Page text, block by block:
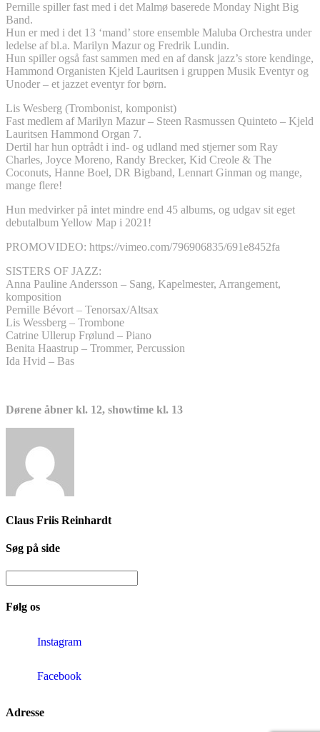
Pernille spiller fast med i det Malmø baserede Monday Night Big
Band.
Hun er med i det 13 ‘mand’ store ensemble Maluba Orchestra under
ledelse af bl.a. Marilyn Mazur og Fredrik Lundin.
Hun spiller også fast sammen med en af dansk jazz’s store kendinge,
Hammond Organisten Kjeld Lauritsen i gruppen Musik Eventyr og
Unoder – et jazzet eventyr for børn.
Lis Wesberg (Trombonist, komponist)
Fast medlem af Marilyn Mazur – Steen Rasmussen Quinteto – Kjeld
Lauritsen Hammond Organ 7.
Dertil har hun optrådt i ind- og udland med stjerner som Ray
Charles, Joyce Moreno, Randy Brecker, Kid Creole & The
Coconuts, Hanne Boel, DR Bigband, Lennart Ginman og mange,
mange flere!
Hun medvirker på intet mindre end 45 albums, og udgav sit eget
debutalbum Yellow Map i 2021!
PROMOVIDEO: https://vimeo.com/796906835/691e8452fa
SISTERS OF JAZZ:
Anna Pauline Andersson – Sang, Kapelmester, Arrangement,
komposition
Pernille Bévort – Tenorsax/Altsax
Lis Wessberg – Trombone
Catrine Ullerup Frølund – Piano
Benita Haastrup – Trommer, Percussion
Ida Hvid – Bas
Dørene åbner kl. 12, showtime kl. 13
Claus Friis Reinhardt
Søg på side
Følg os
Instagram
Facebook
Adresse